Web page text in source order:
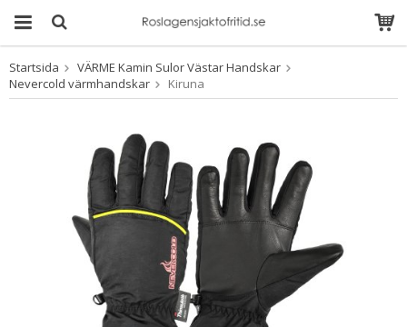
Produkten har blivit
tillagd i varukorgen
Startsida
VÄRME Kamin Sulor Västar Handskar
Nevercold värmhandskar
Kiruna